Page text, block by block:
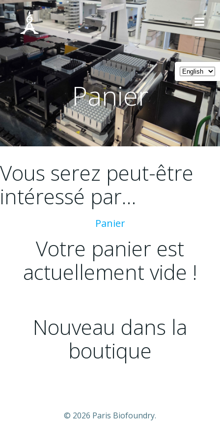
Skip
to
content
Panier
Vous serez peut-être
intéressé par…
Panier
Votre panier est
actuellement vide !
Nouveau dans la
boutique
© 2026 Paris Biofoundry.